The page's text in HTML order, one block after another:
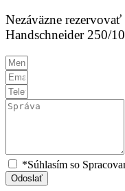
Nezáväzne
Handschneider 250/
*Súhlasím so
Odoslať